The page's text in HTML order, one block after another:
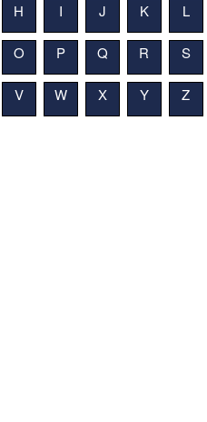
H I J K L
O P Q R S
V W X Y Z